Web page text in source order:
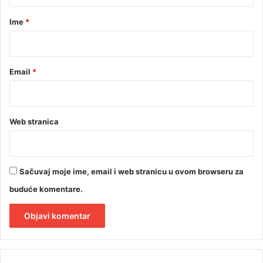
rIme *
Email *
Web stranica
Sačuvaj moje ime, email i web stranicu u ovom browseru za
buduće komentare.